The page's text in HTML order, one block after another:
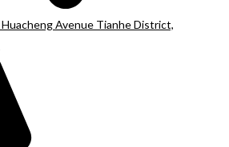
Avenue Tianhe District,